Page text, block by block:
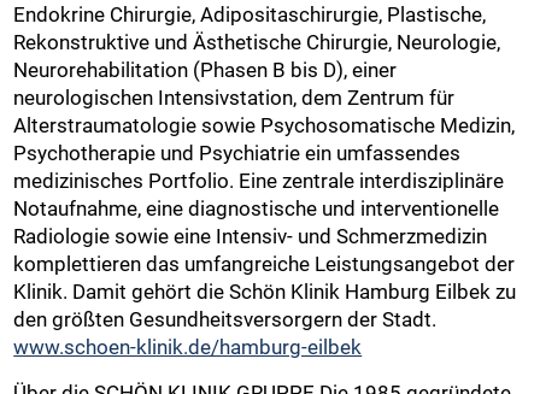
Endokrine Chirurgie, Adipositaschirurgie, Plastische,
Rekonstruktive und Ästhetische Chirurgie, Neurologie,
Neurorehabilitation (Phasen B bis D), einer
neurologischen Intensivstation, dem Zentrum für
Alterstraumatologie sowie Psychosomatische Medizin,
Psychotherapie und Psychiatrie ein umfassendes
medizinisches Portfolio. Eine zentrale interdisziplinäre
Notaufnahme, eine diagnostische und interventionelle
Radiologie sowie eine Intensiv- und Schmerzmedizin
komplettieren das umfangreiche Leistungsangebot der
Klinik. Damit gehört die Schön Klinik Hamburg Eilbek zu
den größten Gesundheitsversorgern der Stadt.
www.schoen-klinik.de/hamburg-eilbek